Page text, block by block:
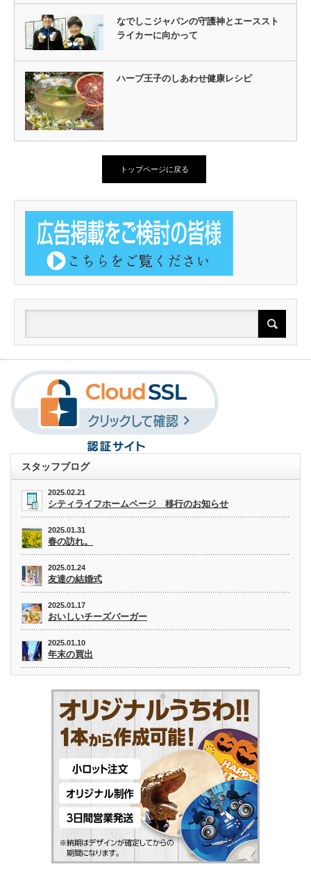
なでしこジャパンの守護神とエーススト
ライカーに向かって
ハーブ王子のしあわせ健康レシピ
トップページに戻る
スタッフブログ
2025.02.21
シティライフホームページ 移行のお知らせ
2025.01.31
春の訪れ。
2025.01.24
友達の結婚式
2025.01.17
おいしいチーズバーガー
2025.01.10
年末の買出